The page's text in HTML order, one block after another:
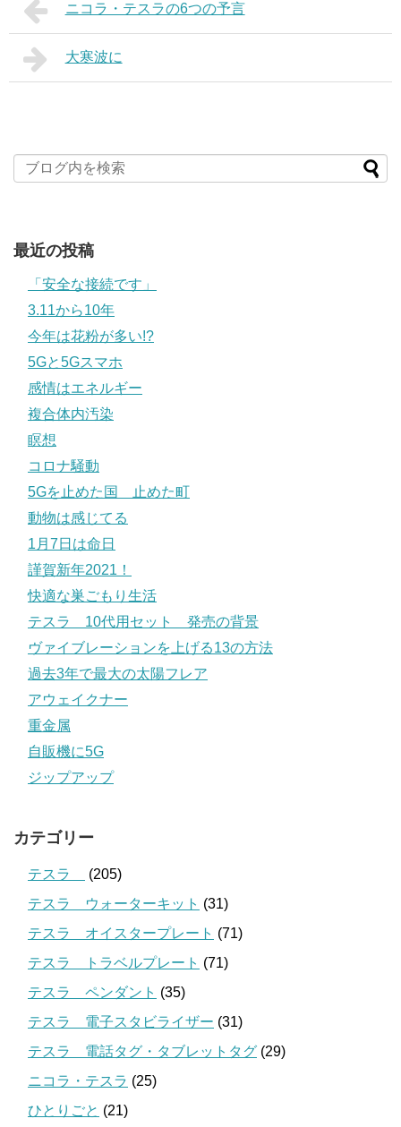
ニコラ・テスラの6つの予言
大寒波に
最近の投稿
「安全な接続です」
3.11から10年
今年は花粉が多い!?
5Gと5Gスマホ
感情はエネルギー
複合体内汚染
瞑想
コロナ騒動
5Gを止めた国 止めた町
動物は感じてる
1月7日は命日
謹賀新年2021！
快適な巣ごもり生活
テスラ 10代用セット 発売の背景
ヴァイブレーションを上げる13の方法
過去3年で最大の太陽フレア
アウェイクナー
重金属
自販機に5G
ジップアップ
カテゴリー
テスラ
(205)
テスラ ウォーターキット (31)
テスラ オイスタープレート (71)
テスラ トラベルプレート (71)
テスラ ペンダント (35)
テスラ 電子スタビライザー (31)
テスラ 電話タグ・タブレットタグ (29)
ニコラ・テスラ (25)
ひとりごと (21)